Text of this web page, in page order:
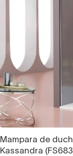
Mampara de
Kassandra